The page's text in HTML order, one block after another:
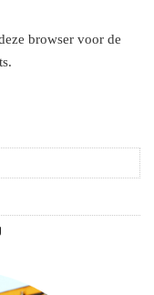
browser voor de